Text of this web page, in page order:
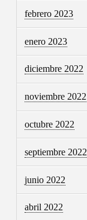
febrero 2023
enero 2023
diciembre 2022
noviembre 2022
octubre 2022
septiembre 2022
junio 2022
abril 2022